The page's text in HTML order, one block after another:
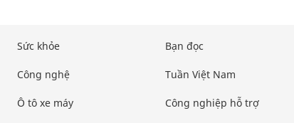
Sức khỏe
Công nghệ
Ô tô xe máy
Bạn đọc
Tuần Việt Nam
Công nghiệp hỗ trợ